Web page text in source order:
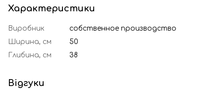
Характеристики
Виробник
собственное производство
Ширина, см
50
Глибина, см
38
Відгуки